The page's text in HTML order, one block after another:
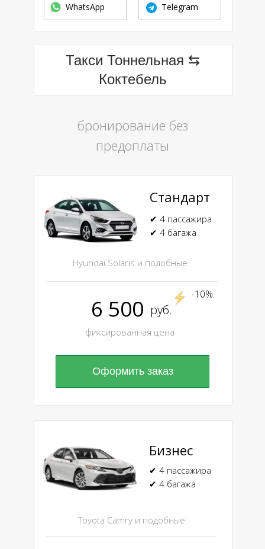
WhatsApp Telegram
Такси Тоннельная ⇆
Коктебель
Оформить заказ
Стандарт
Hyundai Solaris и подобные
✔ 4 пассажира
✔ 4 багажа
6 500
фиксированная цена
Бизнес
Toyota Camry и подобные
✔ 4 пассажира
✔ 4 багажа
руб.
-10%
бронирование без
предоплаты